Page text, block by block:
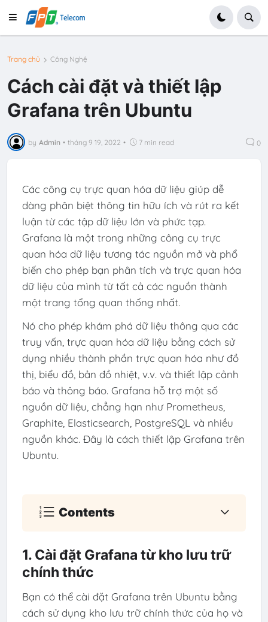
Trang chủ Công Nghệ
Cách cài đặt và thiết lập
Grafana trên Ubuntu
by Admin • tháng 9 19, 2022 • 7 min read 0
Các công cụ trực quan hóa dữ liệu giúp dễ
dàng phân biệt thông tin hữu ích và rút ra kết
luận từ các tập dữ liệu lớn và phức tạp.
Grafana là một trong những công cụ trực
quan hóa dữ liệu tương tác nguồn mở và phổ
biến cho phép bạn phân tích và trực quan hóa
dữ liệu của mình từ tất cả các nguồn thành
một trang tổng quan thống nhất.
Nó cho phép khám phá dữ liệu thông qua các
truy vấn, trực quan hóa dữ liệu bằng cách sử
dụng nhiều thành phần trực quan hóa như đồ
thị, biểu đồ, bản đồ nhiệt, v.v. và thiết lập cảnh
báo và thông báo. Grafana hỗ trợ một số
nguồn dữ liệu, chẳng hạn như Prometheus,
Graphite, Elasticsearch, PostgreSQL và nhiều
nguồn khác. Đây là cách thiết lập Grafana trên
Ubuntu.
Contents
1. Cài đặt Grafana từ kho lưu trữ
chính thức
Bạn có thể cài đặt Grafana trên Ubuntu bằng
cách sử dụng kho lưu trữ chính thức của họ và